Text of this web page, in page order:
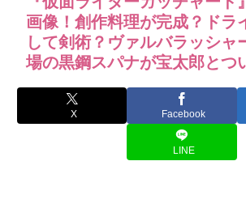
画像！創作料理が完成？ドラ
して剣術？ヴァルバラッシャ
場の黒鋼スパナが宝太郎とつ
X Facebook
LINE